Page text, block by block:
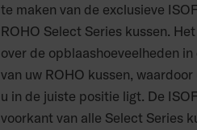
te maken van de exclusieve
ROHO Select Series kussen.
over de opblaashoeveelheden
van uw ROHO kussen,
u in de juiste positie ligt. De
voorkant van alle Select Series